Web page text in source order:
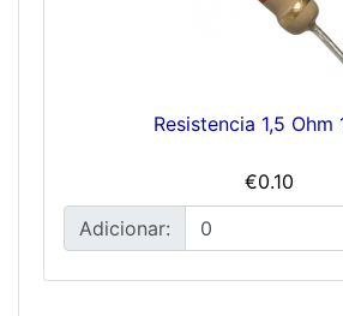
Resistencia 1,5 Ohm
€0.10
Adicionar: